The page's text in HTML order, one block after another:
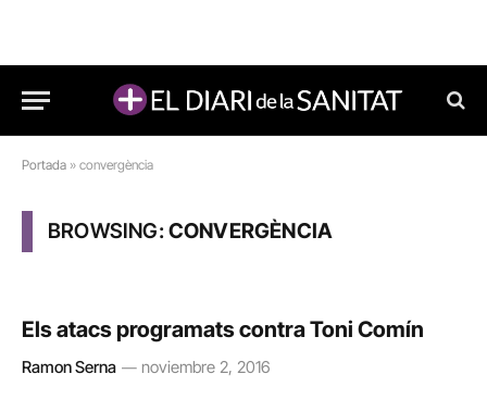
Portada » convergència
BROWSING:CONVERGÈNCIA
Els atacs programats contra Toni Comín
Ramon Serna noviembre 2, 2016